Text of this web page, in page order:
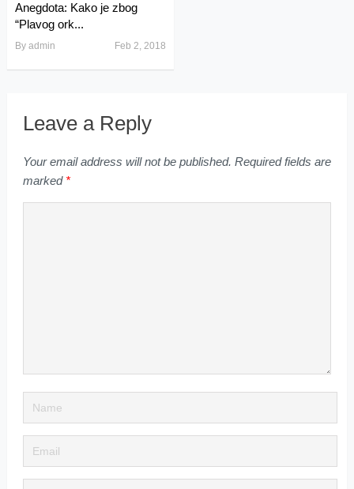
Anegdota: Kako je zbog
“Plavog ork...
By admin Feb 2, 2018
Leave a Reply
Your email address will not be published. Required fields are
marked *